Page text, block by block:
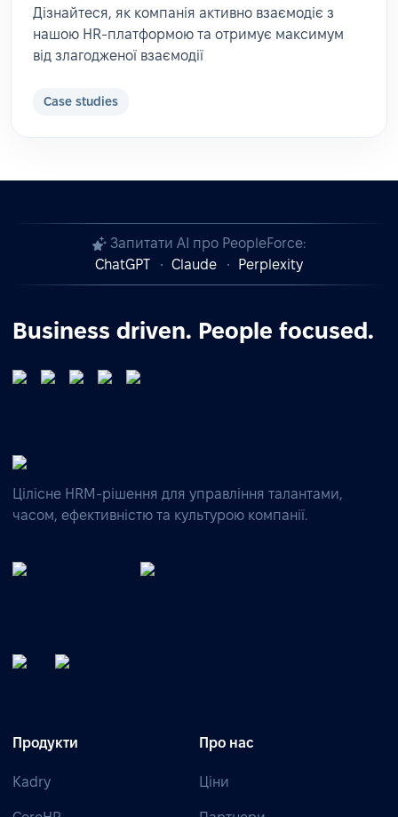
Дізнайтеся, як компанія активно взаємодіє з
нашою HR-платформою та отримує максимум
від злагодженої взаємодії
Case studies
Запитати AI про PeopleForce:
ChatGPT
Claude Perplexity
Business driven. People focused.
Цілісне HRM-рішення для управління талантами,
часом, ефективністю та культурою компанії.
Продукти
Kadry
Про нас
Ціни